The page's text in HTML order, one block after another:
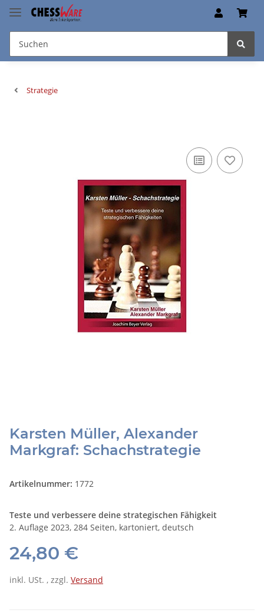
Strategie
Karsten Müller, Alexander
Markgraf: Schachstrategie
Artikelnummer: 1772
Teste und verbessere deine strategischen Fähigkeit
2. Auflage 2023, 284 Seiten, kartoniert, deutsch
24,80 €
inkl. USt. , zzgl. Versand